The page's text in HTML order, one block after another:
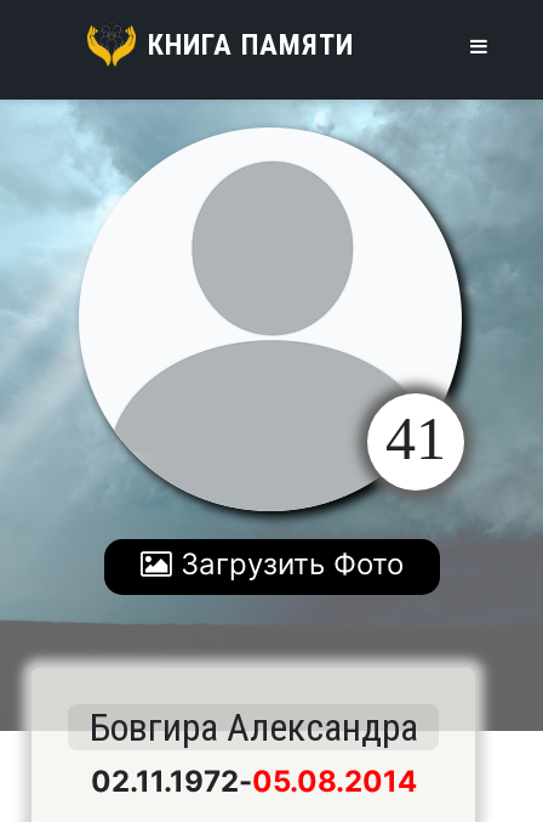
КНИГА ПАМЯТИ
41
Загрузить Фото
Бовгира Александра
02.11.1972-05.08.2014